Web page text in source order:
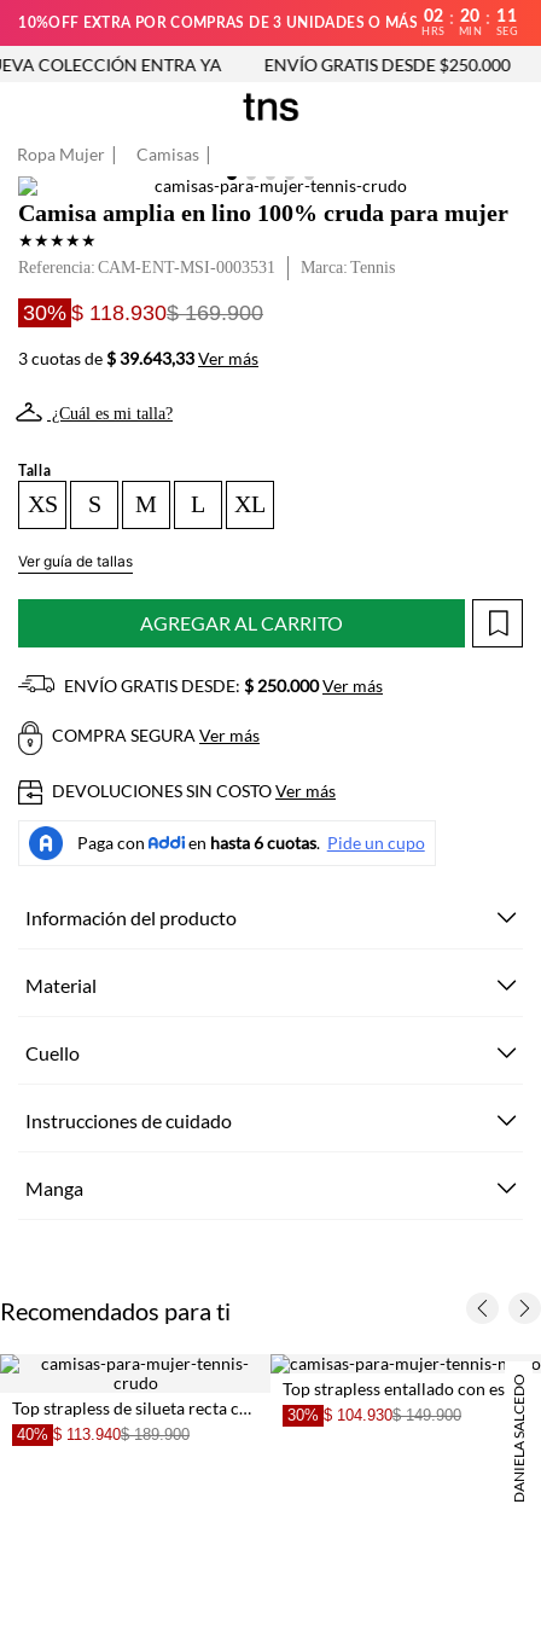
10%OFF EXTRA POR COMPRAS DE 3 UNIDADES O MÁS 02
HRS
: 20
MIN
: 10
SEG
COLECCIÓN ENTRA YA ENVÍO GRATIS DESDE $250.000
Ropa Mujer Camisas
Camisa amplia en lino 100% cruda para mujer
★★★★★
Referencia: CAM-ENT-MSI-0003531 Tennis
30% $ 118.930$ 169.900
3 cuotas de$ 39.643,33Ver más
¿Cuál es mi talla?
Talla
XS S M L XL
Ver guía de tallas
AGREGAR AL CARRITO
ENVÍO GRATIS DESDE: $ 250.000Ver más
COMPRA SEGURAVer más
DEVOLUCIONES SIN COSTOVer más
Información del producto
Material
Cuello
Instrucciones de cuidado
Manga
Recomendados para ti
Top strapless de silueta recta con lentejuelas en beige para mujer
40% $ 113.940$ 189.900 DANIELA SALCEDO
Top strapless entallado con escote V en algodón negro para mujer
30% $ 104.930$ 149.900